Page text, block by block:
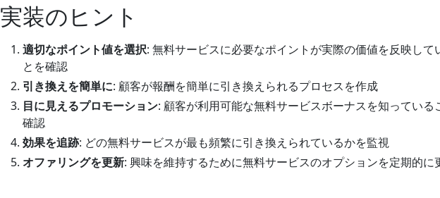
実装のヒント
適切なポイント値を選択: 無料サービスに必要なポイントが実際の価値を反映して
とを確認
引き換えを簡単に: 顧客が報酬を簡単に引き換えられるプロセスを作成
目に見えるプロモーション: 顧客が利用可能な無料サービスボーナスを知っている
確認
効果を追跡: どの無料サービスが最も頻繁に引き換えられているかを監視
オファリングを更新: 興味を維持するために無料サービスのオプションを定期的に